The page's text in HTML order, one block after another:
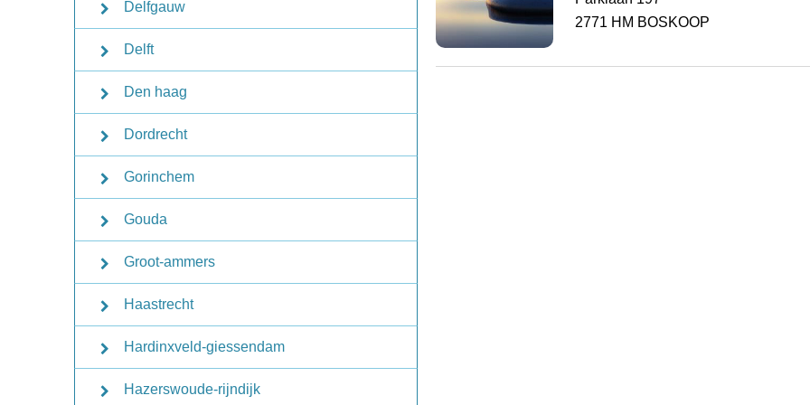
Delfgauw
Delft
Den haag
Dordrecht
Gorinchem
Gouda
Groot-ammers
Haastrecht
Hardinxveld-giessendam
Hazerswoude-rijndijk
2771 HM BOSKOOP